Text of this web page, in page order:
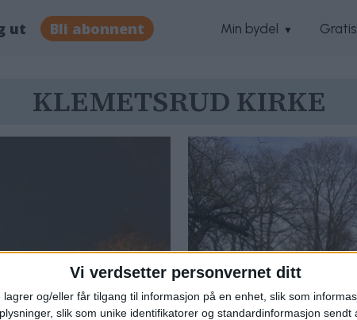
Vi verdsetter personvernet ditt
og/eller får tilgang til informasjon på en enhet, slik som
slik som unike identifikatorer og standardinformasjon sendt
ut Bli abonnent Min bydel
KLEMETSRUD KIRKE